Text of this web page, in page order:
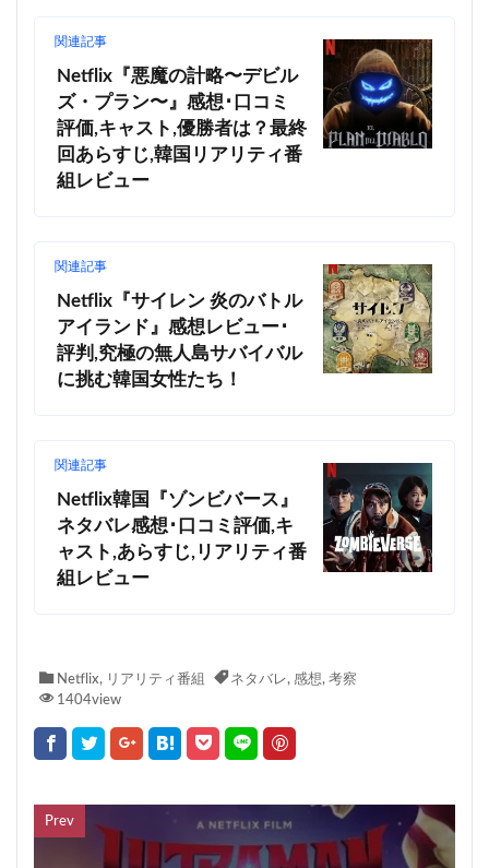
関連記事
Netflix『悪魔の計略〜デビル
ズ・プラン〜』感想･口コミ
評価,キャスト,優勝者は？最終
回あらすじ,韓国リアリティ番
組レビュー
関連記事
Netflix『サイレン 炎のバトル
アイランド』感想レビュー･
評判,究極の無人島サバイバル
に挑む韓国女性たち！
関連記事
Netflix韓国『ゾンビバース』
ネタバレ感想･口コミ評価,キ
ャスト,あらすじ,リアリティ番
組レビュー
Netflix, リアリティ番組 ネタバレ, 感想, 考察
1404view
Prev